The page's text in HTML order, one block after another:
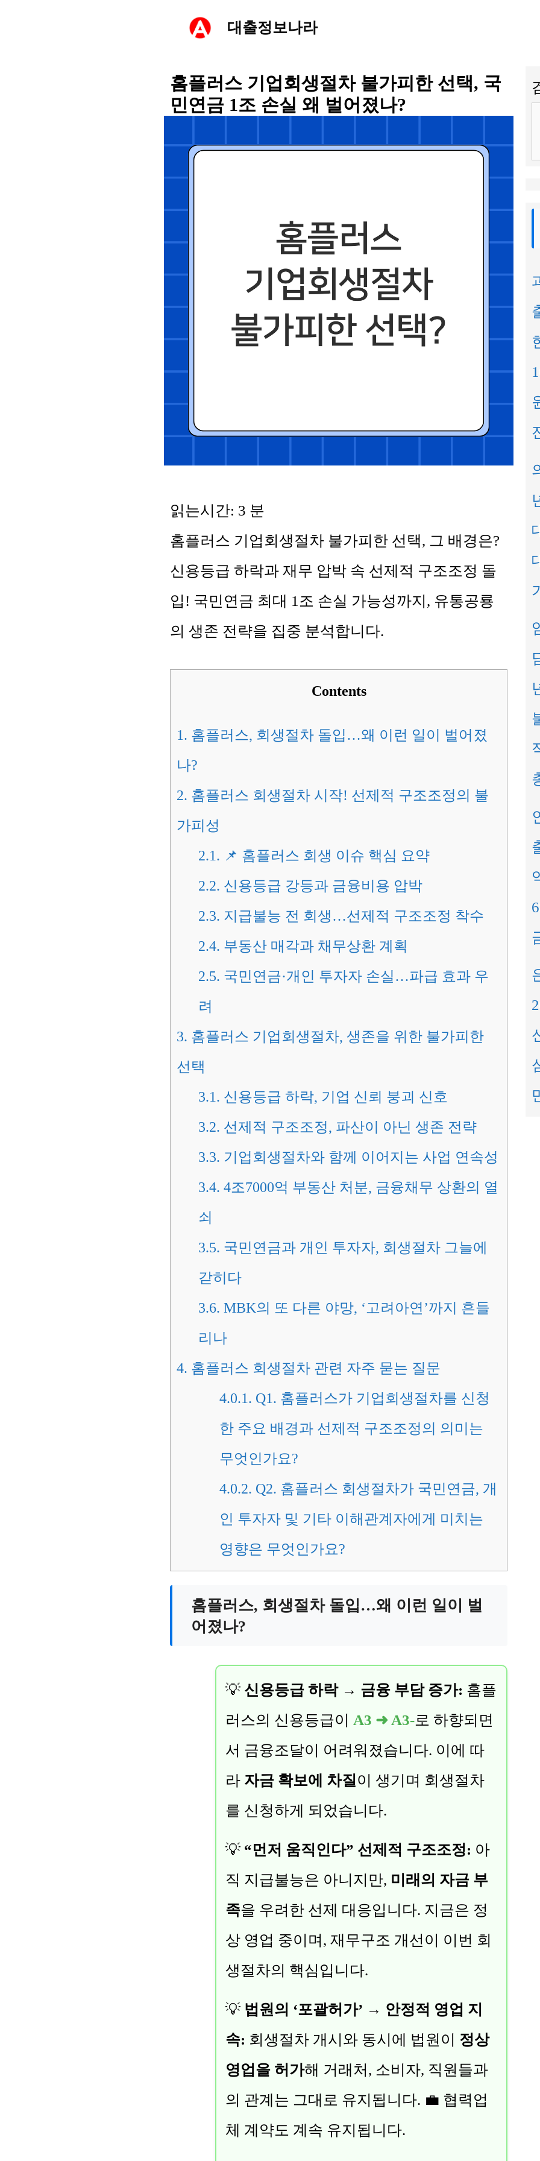
대출정보나라
홈플러스 기업회생절차 불가피한 선택, 국
민연금 1조 손실 왜 벌어졌나?
읽는시간: 3 분
홈플러스 기업회생절차 불가피한 선택, 그 배경은?
신용등급 하락과 재무 압박 속 선제적 구조조정 돌
입! 국민연금 최대 1조 손실 가능성까지, 유통공룡
의 생존 전략을 집중 분석합니다.
Contents
1. 홈플러스, 회생절차 돌입…왜 이런 일이 벌어졌
나?
2. 홈플러스 회생절차 시작! 선제적 구조조정의 불
가피성
2.1. 📌 홈플러스 회생 이슈 핵심 요약
2.2. 신용등급 강등과 금융비용 압박
2.3. 지급불능 전 회생…선제적 구조조정 착수
2.4. 부동산 매각과 채무상환 계획
2.5. 국민연금·개인 투자자 손실…파급 효과 우
려
3. 홈플러스 기업회생절차, 생존을 위한 불가피한
선택
3.1. 신용등급 하락, 기업 신뢰 붕괴 신호
3.2. 선제적 구조조정, 파산이 아닌 생존 전략
3.3. 기업회생절차와 함께 이어지는 사업 연속성
3.4. 4조7000억 부동산 처분, 금융채무 상환의 열
쇠
3.5. 국민연금과 개인 투자자, 회생절차 그늘에
갇히다
3.6. MBK의 또 다른 야망, ‘고려아연’까지 흔들
리나
4. 홈플러스 회생절차 관련 자주 묻는 질문
4.0.1. Q1. 홈플러스가 기업회생절차를 신청
한 주요 배경과 선제적 구조조정의 의미는
무엇인가요?
4.0.2. Q2. 홈플러스 회생절차가 국민연금, 개
인 투자자 및 기타 이해관계자에게 미치는
영향은 무엇인가요?
홈플러스, 회생절차 돌입…왜 이런 일이 벌
어졌나?
💡 신용등급 하락 → 금융 부담 증가: 홈플
러스의 신용등급이 A3 ➜ A3-로 하향되면
서 금융조달이 어려워졌습니다. 이에 따
라 자금 확보에 차질 이 생기며 회생절차
를 신청하게 되었습니다.
💡 “먼저 움직인다” 선제적 구조조정: 아
직 지급불능은 아니지만, 미래의 자금 부
족을 우려한 선제 대응입니다. 지금은 정
상 영업 중이며, 재무구조 개선이 이번 회
생절차의 핵심입니다.
💡 법원의 ‘포괄허가’ → 안정적 영업 지
속: 회생절차 개시와 동시에 법원이 정상
영업을 허가해 거래처, 소비자, 직원들과
의 관계는 그대로 유지됩니다. 💼 협력업
체 계약도 계속 유지됩니다.